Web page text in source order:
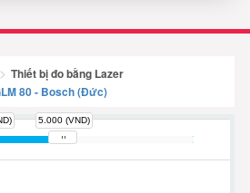
Thiết bị đo bằng Lazer
80 - Bosch (Đức)
5.000 (VND)